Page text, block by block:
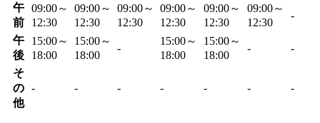
午
前
09:00～
12:30
09:00～
12:30
09:00～
12:30
09:00～
12:30
09:00～
12:30
09:00～
12:30
-
午
後
15:00～
18:00
15:00～
18:00
-
15:00～
18:00
15:00～
18:00
- -
そ
の
他
- - - - - - -